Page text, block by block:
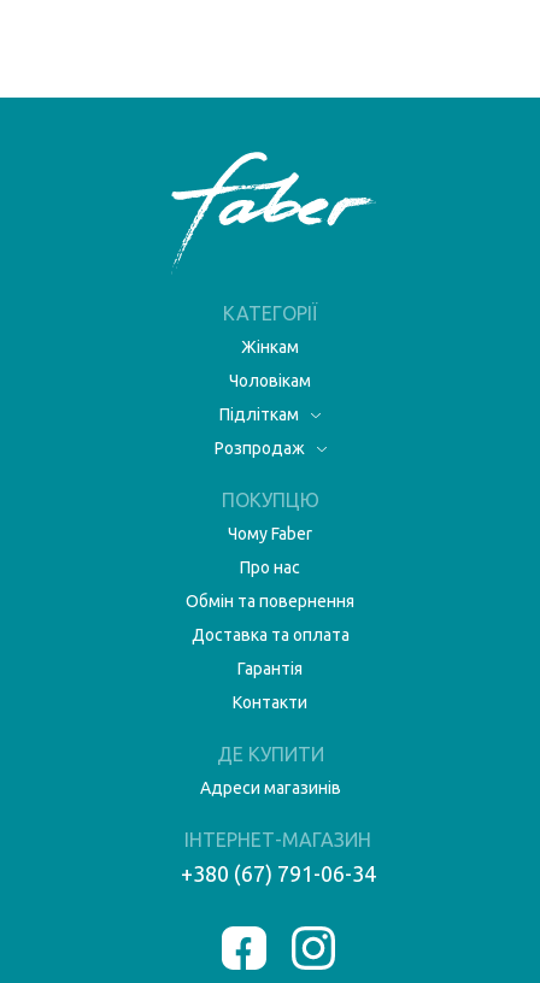
КАТЕГОРІЇ
Жінкам
Чоловікам
Підліткам
Розпродаж
ПОКУПЦЮ
Чому Faber
Про нас
Обмін та повернення
Доставка та оплата
Гарантія
Контакти
ДЕ КУПИТИ
Адреси магазинів
ІНТЕРНЕТ-МАГАЗИН
+380 (67) 791-06-34